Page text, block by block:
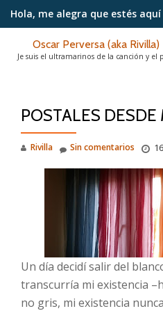
contenido
Hola, me alegra que estés aquí
Oscar Perversa (aka Rivilla)
Je suis el ultramarinos de la canción y el
POSTALES
Rivilla Sin comentarios
Un día decidí salir del
transcurría mi existencia
no gris, mi existencia